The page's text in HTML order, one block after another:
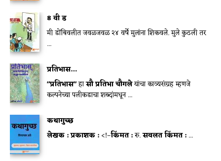
8 वी ड
मी डोंबिवलीत जवळजवळ २४ वर्षे मुलांना शिकवले. मुले कुठली तर
...
प्रतिभास…
"प्रतिभास"हासौ प्रतिभा चौगलेयांचा काव्यसंग्रह म्हणजे
कल्पनेच्या पलीकडाचा शब्दांमधून ...
कथागुच्छ
लेखक :प्रकाशक : <!–किंमत :रु.सवलत किंमत : ...